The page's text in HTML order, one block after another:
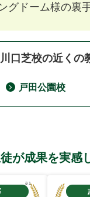
グドーム様の裏
川口芝校の近くの
戸田公園校
が成果を実感
※1